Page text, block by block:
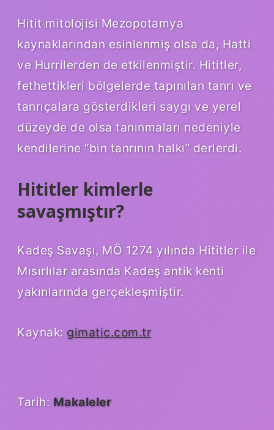
Hitit mitolojisi Mezopotamya
kaynaklarından esinlenmiş olsa da, Hatti
ve Hurrilerden de etkilenmiştir. Hititler,
fethettikleri bölgelerde tapınılan tanrı ve
tanrıçalara gösterdikleri saygı ve yerel
düzeyde de olsa tanınmaları nedeniyle
kendilerine “bin tanrının halkı” derlerdi.
Hititler kimlerle
savaşmıştır?
Kadeş Savaşı, MÖ 1274 yılında Hititler ile
Mısırlılar arasında Kadeş antik kenti
yakınlarında gerçekleşmiştir.
Kaynak: gimatic.com.tr
Tarih: Makaleler